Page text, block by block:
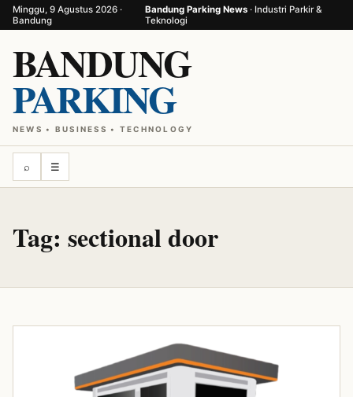
Minggu, 9 Agustus 2026 ·
Bandung
Bandung Parking News · Industri Parkir &
Teknologi
BANDUNG
PARKING
NEWS • BUSINESS • TECHNOLOGY
⌕ ☰
Tag: sectional door